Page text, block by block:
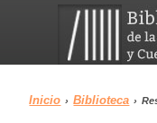
Inicio › Biblioteca ›